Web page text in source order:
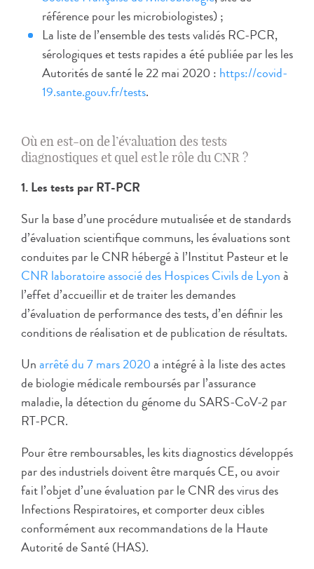
référence pour les microbiologistes) ;
La liste de l’ensemble des tests validés RC-PCR,
sérologiques et tests rapides a été publiée par les les
Autorités de santé le 22 mai 2020 : https://covid-
19.sante.gouv.fr/tests.
Où en est-on de l’évaluation des tests
diagnostiques et quel est le rôle du CNR ?
1. Les tests par RT-PCR
Sur la base d’une procédure mutualisée et de standards
d’évaluation scientifique communs, les évaluations sont
conduites par le CNR hébergé à l’Institut Pasteur et le
CNR laboratoire associé des Hospices Civils de Lyonà
l’effet d’accueillir et de traiter les demandes
d’évaluation de performance des tests, d’en définir les
conditions de réalisation et de publication de résultats.
Unarrêté du 7 mars 2020a intégré à la liste des actes
de biologie médicale remboursés par l’assurance
maladie, la détection du génome du SARS-CoV-2 par
RT-PCR.
Pour être remboursables, les kits diagnostics développés
par des industriels doivent être marqués CE, ou avoir
fait l’objet d’une évaluation par le CNR des virus des
Infections Respiratoires, et comporter deux cibles
conformément aux recommandations de la Haute
Autorité de Santé (HAS).